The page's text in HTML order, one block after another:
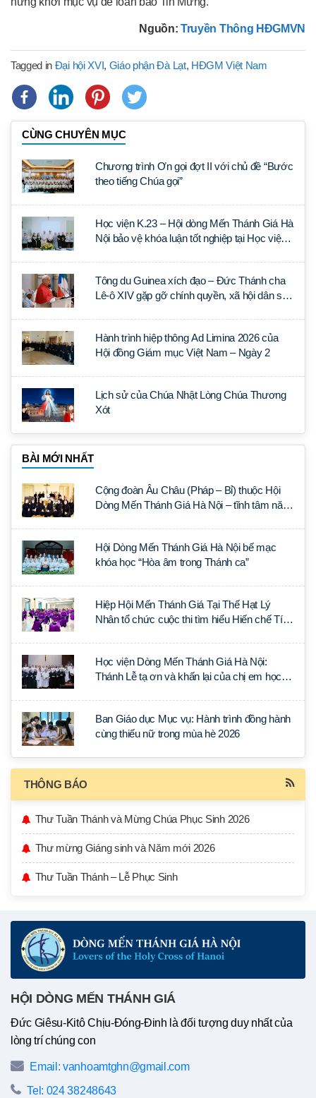
Nguồn:Truyền Thông HĐGMVN
Tagged in Đại hội XVI, Giáo phận Đà Lạt, HĐGM Việt Nam
CÙNG CHUYÊN MỤC
Chương trình Ơn gọi đợt II với chủ đề “Bước
theo tiếng Chúa gọi”
Học viện K.23 – Hội dòng Mến Thánh Giá Hà
Nội bảo vệ khóa luận tốt nghiệp tại Học viện
Tông du Guinea xích đạo – Đức Thánh cha
Lê-ô XIV gặp gỡ chính quyền, xã hội dân sự
Hành trình hiệp thông Ad Limina 2026 của
Hội đồng Giám mục Việt Nam – Ngày 2
Lịch sử của Chúa Nhật Lòng Chúa Thương
Xót
BÀI MỚI NHẤT
Cộng đoàn Âu Châu (Pháp – Bỉ) thuộc Hội
Dòng Mến Thánh Giá Hà Nội – tĩnh tâm năm
Hội Dòng Mến Thánh Giá Hà Nội bế mạc
khóa học “Hòa âm trong Thánh ca”
Hiệp Hội Mến Thánh Giá Tại Thế Hạt Lý
Nhân tổ chức cuộc thi tìm hiểu Hiến chế Tín
Học viện Dòng Mến Thánh Giá Hà Nội:
Thánh Lễ tạ ơn và khấn lại của chị em học
Ban Giáo dục Mục vụ: Hành trình đồng hành
cùng thiếu nữ trong mùa hè 2026
THÔNG BÁO
Thư Tuần Thánh và Mừng Chúa Phục Sinh 2026
Thư mừng Giáng sinh và Năm mới 2026
Thư Tuần Thánh – Lễ Phục Sinh
HỘI DÒNG MẾN THÁNH GIÁ
Đức Giêsu-Kitô Chịu-Đóng-Đinh là đối tượng duy nhất của
lòng trí chúng con
Email: vanhoamtghn@gmail.com
Tel: 024 38248643